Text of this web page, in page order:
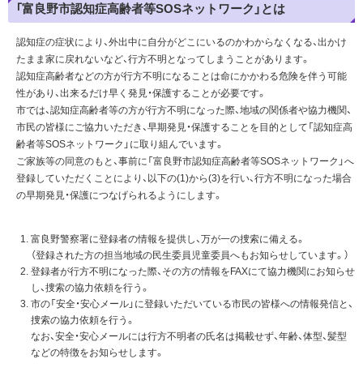
「富良野市認知症高齢者等SOSネットワーク」とは
認知症の症状により、外出中に自分がどこにいるのかわからなくなる、出かけ
たまま家に戻れないなど、行方不明となってしまうことがあります。
認知症高齢者などの方が行方不明になることは命にかかわる危険を伴う可能
性があり、出来るだけ早く発見・保護することが必要です。
市では、認知症高齢者等の方が行方不明になった際、地域の関係者や協力機関、
市民の皆様にご協力いただき、早期発見・保護することを目的として「認知症高
齢者等SOSネットワーク」に取り組んでいます。
ご家族等の同意のもと、事前に「富良野市認知症高齢者等SOSネットワーク」へ
登録していただくことにより、以下の(1)から(3)を行い、行方不明になった場合
の早期発見・保護につなげられるようにします。
富良野警察署に登録者の情報を提供し、万が一の捜索に備える。
（登録された方の担当地域の民生委員児童委員へもお知らせしています。）
登録者が行方不明になった際、その方の情報をFAXにて協力機関にお知らせ
し、捜索の協力依頼を行う。
市の「安全・安心メール」に登録いただいている市民の皆様への情報発信と、
捜索の協力依頼を行う。
なお、安全・安心メールには行方不明者の氏名は掲載せず、年齢、体型、髪型
などの特徴をお知らせします。